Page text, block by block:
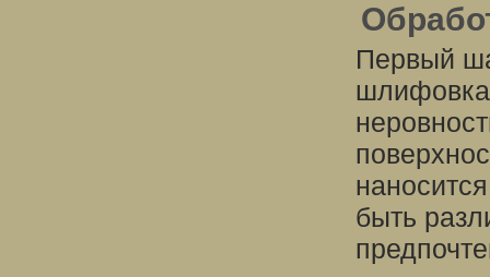
Первый
шлифовка
быть